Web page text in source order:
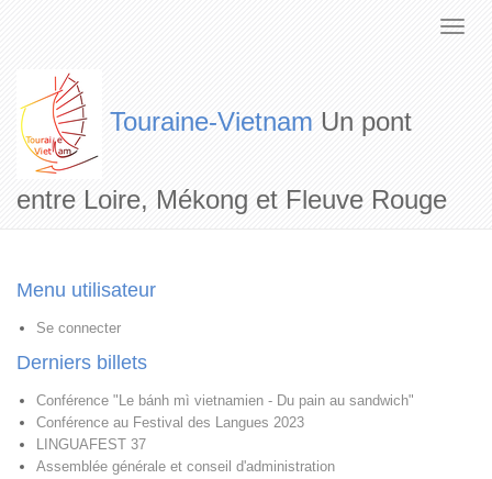
Touraine-Vietnam Un pont
entre Loire, Mékong et Fleuve Rouge
Menu utilisateur
Se connecter
Derniers billets
Conférence "Le bánh mì vietnamien - Du pain au sandwich"
Conférence au Festival des Langues 2023
LINGUAFEST 37
Assemblée générale et conseil d'administration